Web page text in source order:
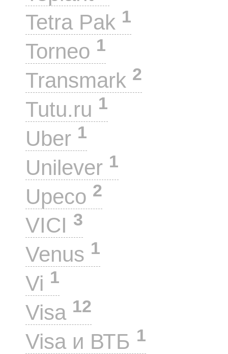
Tetra Pak 1
Torneo 1
Transmark 2
Tutu.ru 1
Uber 1
Unilever 1
Upeco 2
VICI 3
Venus 1
Vi 1
Visa 12
Visa и ВТБ 1